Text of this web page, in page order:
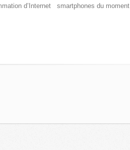
d’Internet
smartphones du moment